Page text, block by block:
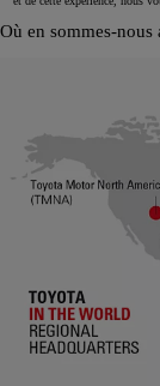
Où en sommes-nous